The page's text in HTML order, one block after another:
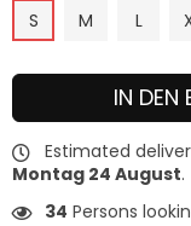
S
M L
IN DEN
Estimated
Montag 24 August.
34 Persons